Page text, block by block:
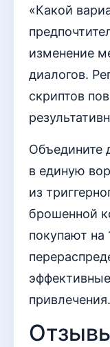
«Какой
изменение
диалогов.
скриптов
Объедините
в единую
из
брошенной
покупают
привлечения.